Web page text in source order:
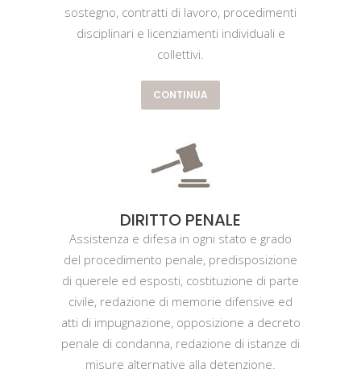
sostegno, contratti di lavoro, procedimenti
disciplinari e licenziamenti individuali e
collettivi.
CONTINUA
DIRITTO PENALE
Assistenza e difesa in ogni stato e grado
del procedimento penale, predisposizione
di querele ed esposti, costituzione di parte
civile, redazione di memorie difensive ed
atti di impugnazione, opposizione a decreto
penale di condanna, redazione di istanze di
misure alternative alla detenzione.